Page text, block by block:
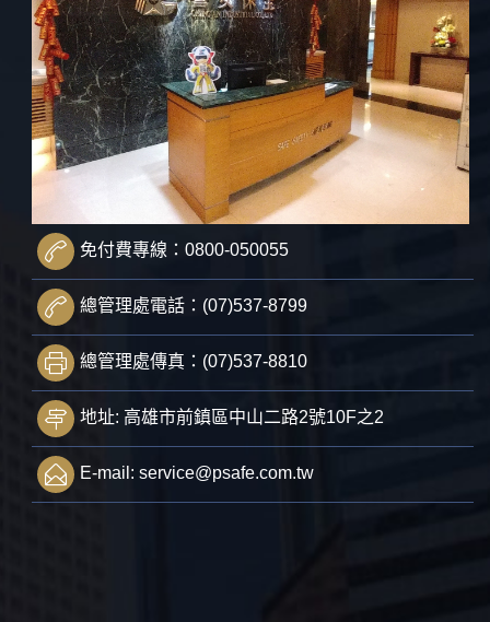
免付費專線：0800-050055
總管理處電話：(07)537-8799
總管理處傳真：(07)537-8810
地址: 高雄市前鎮區中山二路2號10F之2
E-mail: service@psafe.com.tw